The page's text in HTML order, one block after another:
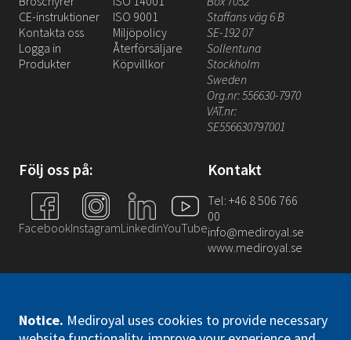
CE-instruktioner
Kontakta oss
Logga in
Produkter
ISO 9001
Miljöpolicy
Återförsäljare
Köpvillkor
Staffans väg 6 B
SE-192 07
Sollentuna
Stockholm
Sweden
Org.nr: 556630-7970
VAT.nr:
SE556630797001
Följ oss på:
FacebookInstagramLinkedinYouTube
Kontakt
Tel: +46 8 506 766
00
info@mediroyal.se
www.mediroyal.se
Notice. Mediroyal uses cookies to provide necessary